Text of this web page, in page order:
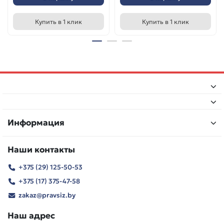
Купить в 1 клик Купить в 1 клик
Информация
Наши контакты
+375 (29) 125-50-53
+375 (17) 375-47-58
zakaz@pravsiz.by
Наш адрес